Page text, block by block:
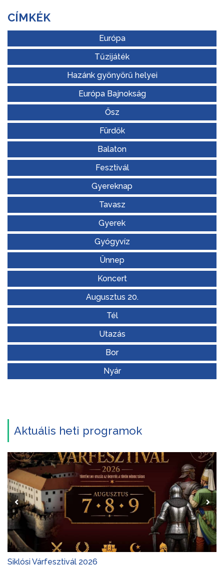
CÍMKÉK
Európa
Tűzijáték
Hazánk gyönyörű helyei
Európa Bajnokság
Ősz
Fürdők
Balaton
Fesztivál
Gyereknap
Tavasz
Gyerek
Gyógyvíz
Ünnep
Koncert
Augusztus 20.
Tél
Utazás
Bor
Nyár
Aktuális heti programok
Siklósi Várfesztivál 2026